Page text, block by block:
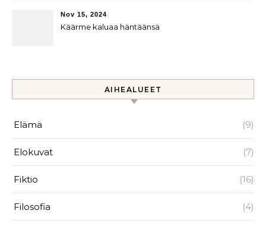
Nov 15, 2024
Käärme kaluaa häntäänsä
AIHEALUEET
Elämä (9)
Elokuvat (7)
Fiktio (16)
Filosofia (4)